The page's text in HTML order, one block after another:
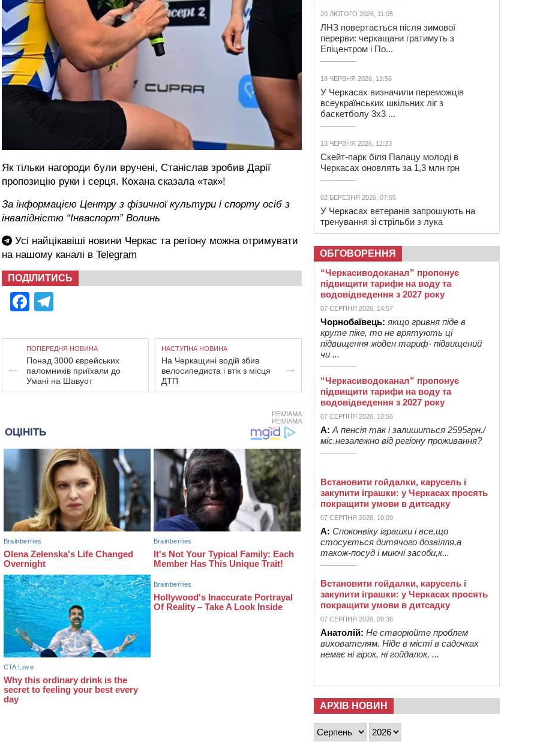
Як тільки нагороди були вручені, Станіслав зробив Дарії
пропозицію руки і серця. Кохана сказала «так»!
За інформацією Центру з фізичної культури і спорту осіб з
інвалідністю “Інваспорт” Волинь
Усі найцікавіші новини Черкас та регіону можна отримувати
на нашому каналі в Telegram
ПОДІЛИТИСЬ
Facebook
ПОПЕРЕДНЯ НОВИНА
Понад 3000 єврейських
паломників приїхали до
Умані на Шавуот
НАСТУПНА НОВИНА
На Черкащині водій збив
велосипедиста і втік з місця
ДТП
РЕКЛАМА
РЕКЛАМА
20 ЛЮТОГО 2026, 11:05
ЛНЗ повертається після зимової
перерви: черкащани гратимуть з
Епіцентром і По...
18 ЧЕРВНЯ 2026, 13:56
У Черкасах визначили переможців
всеукраїнських шкільних ліг з
баскетболу 3х3 ...
13 ЧЕРВНЯ 2026, 12:23
Скейт-парк біля Палацу молоді в
Черкасах оновлять за 1,3 млн грн
02 БЕРЕЗНЯ 2026, 07:55
У Черкасах ветеранів запрошують на
тренування зі стрільби з лука
ОБГОВОРЕННЯ
“Черкасиводоканал” пропонує
підвищити тарифи на воду та
водовідведення з 2027 року
07 СЕРПНЯ 2026, 14:57
Чорнобаївець: якщо гривня піде в
круте піке, то не врятують ці
підвищення жоден тариф- підвищений
чи ...
“Черкасиводоканал” пропонує
підвищити тарифи на воду та
водовідведення з 2027 року
07 СЕРПНЯ 2026, 10:56
А: А пенсія так і залишиться 2595грн./
міс.незалежно від регіону проживання?
Встановити гойдалки, карусель і
закупити іграшки: у Черкасах просять
покращити умови в дитсадку
07 СЕРПНЯ 2026, 10:09
А: Споконвіку іграшки і все,що
стосується дитячого дозвілля,а
також-посуд і миючі засоби,к...
Встановити гойдалки, карусель і
закупити іграшки: у Черкасах просять
покращити умови в дитсадку
07 СЕРПНЯ 2026, 09:36
Анатолій: Не створюйте проблем
вихователям. Ніде в місті в садочках
немає ні гірок, ні гойдалок, ...
АРХІВ НОВИН